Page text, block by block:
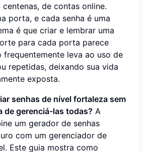
centenas, de contas online.
porta, e cada senha é uma
é que criar e lembrar uma
para cada porta parece
frequentemente leva ao uso de
repetidas, deixando sua vida
exposta.
senhas de nível fortaleza sem
de gerenciá-las todas? A
um gerador de senhas
com um gerenciador de
Este guia mostra como